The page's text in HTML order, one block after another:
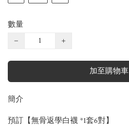
數量
−
+
加至購物車
簡介
預訂【無骨返學白襪 *1套6對】